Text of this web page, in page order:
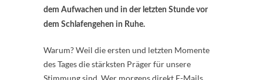
dem Aufwachen und in der letzten Stunde vor
dem Schlafengehen in Ruhe.
Warum? Weil die ersten und letzten Momente
des Tages die stärksten Präger für unsere
Stimmung sind. Wer morgens direkt E-Mails,